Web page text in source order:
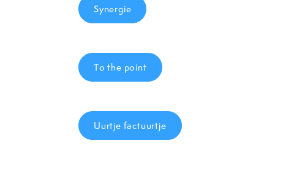
Synergie
To the point
Uurtje factuurtje